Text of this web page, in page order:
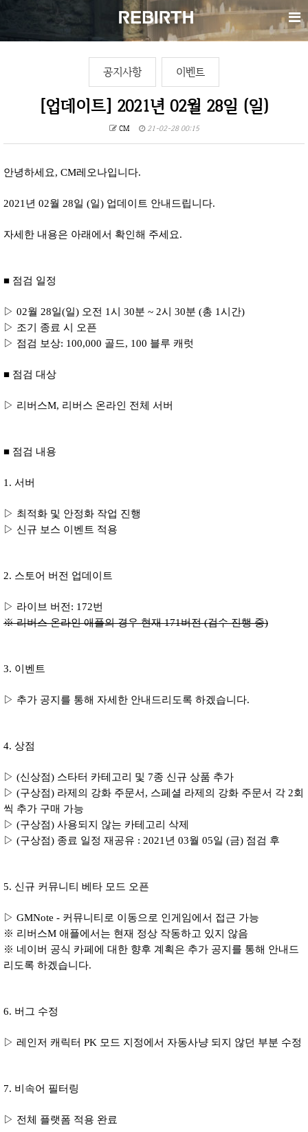
공지사항 이벤트
[업데이트] 2021년 02월 28일 (일)
CM 21-02-28 00:15
안녕하세요, CM레오나입니다.
2021년 02월 28일 (일) 업데이트 안내드립니다.
자세한 내용은 아래에서 확인해 주세요.
■ 점검 일정
▷ 02월 28일(일) 오전 1시 30분 ~ 2시 30분 (총 1시간)
▷ 조기 종료 시 오픈
▷ 점검 보상: 100,000 골드, 100 블루 캐럿
■ 점검 대상
▷ 리버스M, 리버스 온라인 전체 서버
■ 점검 내용
1. 서버
▷ 최적화 및 안정화 작업 진행
▷ 신규 보스 이벤트 적용
2. 스토어 버전 업데이트
▷ 라이브 버전: 172번
※ 리버스 온라인 애플의 경우 현재 171버전 (검수 진행 중)
3. 이벤트
▷ 추가 공지를 통해 자세한 안내드리도록 하겠습니다.
4. 상점
▷ (신상점) 스타터 카테고리 및 7종 신규 상품 추가
▷ (구상점) 라제의 강화 주문서, 스페셜 라제의 강화 주문서 각 2회
씩 추가 구매 가능
▷ (구상점) 사용되지 않는 카테고리 삭제
▷ (구상점) 종료 일정 재공유 : 2021년 03월 05일 (금) 점검 후
5. 신규 커뮤니티 베타 모드 오픈
▷ GMNote - 커뮤니티로 이동으로 인게임에서 접근 가능
※ 리버스M 애플에서는 현재 정상 작동하고 있지 않음
※ 네이버 공식 카페에 대한 향후 계획은 추가 공지를 통해 안내드
리도록 하겠습니다.
6. 버그 수정
▷ 레인저 캐릭터 PK 모드 지정에서 자동사냥 되지 않던 부분 수정
7. 비속어 필터링
▷ 전체 플랫폼 적용 완료